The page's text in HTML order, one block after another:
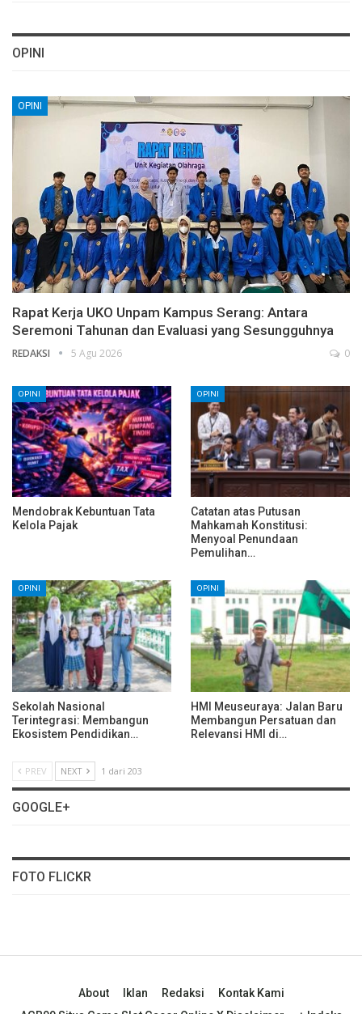
OPINI
OPINI
Rapat Kerja UKO Unpam Kampus Serang: Antara
Seremoni Tahunan dan Evaluasi yang Sesungguhnya
REDAKSI 5 Agu 2026 0
OPINI
Mendobrak Kebuntuan Tata
Kelola Pajak
OPINI
Catatan atas Putusan
Mahkamah Konstitusi:
Menyoal Penundaan
Pemulihan…
OPINI
Sekolah Nasional
Terintegrasi: Membangun
Ekosistem Pendidikan…
OPINI
HMI Meuseuraya: Jalan Baru
Membangun Persatuan dan
Relevansi HMI di…
PREV NEXT 1 dari 203
GOOGLE+
FOTO FLICKR
About Iklan Redaksi
Kontak Kami